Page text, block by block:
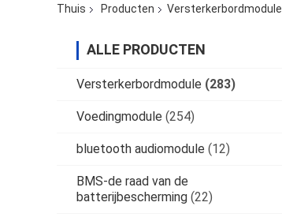
Thuis Producten Versterkerbordmodule
ALLE PRODUCTEN
Versterkerbordmodule (283)
Voedingmodule (254)
bluetooth audiomodule (12)
BMS-de raad van de
batterijbescherming (22)